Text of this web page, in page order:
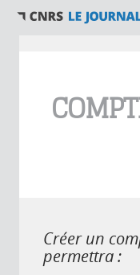
Créer un
permettra :